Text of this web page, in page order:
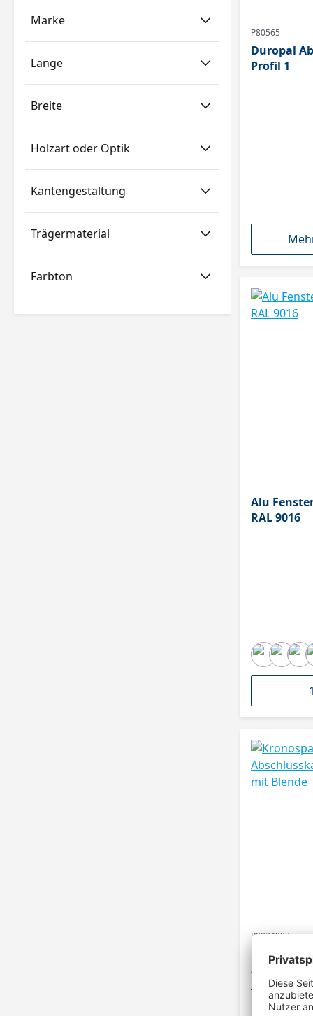
Marke
Länge
Breite
Holzart oder Optik
Kantengestaltung
Trägermaterial
Farbton
P80565
Duropal
Profil 1
Alu
RAL 9016
P0024983
mit Blende
Fensterbänke